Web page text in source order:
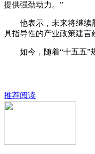
提供强劲动力。”
他表示，未来将继续履
具指导性的产业政策建言
如今，随着“十五五”规
推荐阅读